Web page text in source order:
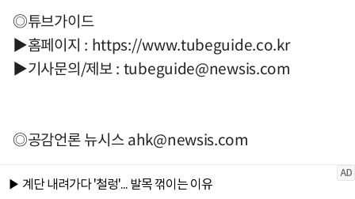
◎튜브가이드
▶홈페이지 : https://www.tubeguide.co.kr
▶기사문의/제보 : tubeguide@newsis.com
◎공감언론 뉴시스ahk@newsis.com